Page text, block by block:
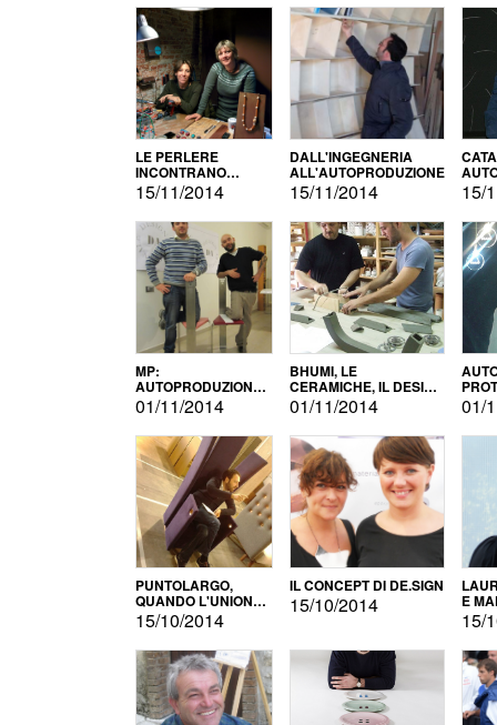
LE PERLERE
INCONTRANO
L'AUTOPRODUZIONE
15/11/2014
DALL'INGEGNERIA
ALL'AUTOPRODUZIONE
15/11/2014 15/
MP:
AUTOPRODUZIONE
E INNOVAZIONE
01/11/2014
BHUMI, LE
CERAMICHE, IL DESIGN
E L'AUTOPRODUZIONE
01/11/2014 01/
PUNTOLARGO,
QUANDO L'UNIONE
FA LA FORZA E
VINCE
15/10/2014
IL CONCEPT DI DE.SIGN
15/10/2014 E
15/